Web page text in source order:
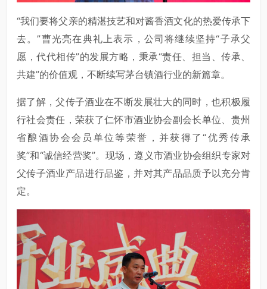
“我们要将父亲的精湛技艺和对酱香酒文化的热爱传承下
去。”曹光亮在典礼上表示，公司将继续坚持“子承父
愿，代代相传”的发展方略，秉承“责任、担当、传承、
共建”的价值观，不断续写茅台镇酒行业的新篇章。
据了解，父传子酒业在不断发展壮大的同时，也积极履
行社会责任，荣获了仁怀市酒业协会副会长单位、贵州
省酿酒协会会员单位等荣誉，并获得了“优秀传承
奖”和“诚信经营奖”。现场，遵义市酒业协会组织专家对
父传子酒业产品进行品鉴，并对其产品品质予以充分肯
定。